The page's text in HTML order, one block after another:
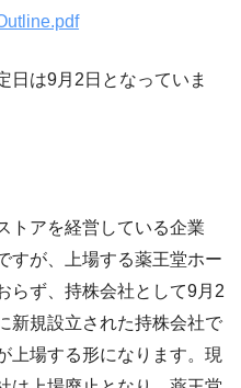
日は9月2日となっていま
トアを経営している企業
すが、上場する薬王堂ホー
らず、持株会社として9月2
新規設立された持株会社で
上場する形になります。現